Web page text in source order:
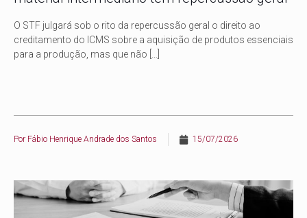
O STF julgará sob o rito da repercussão geral o direito ao
creditamento do ICMS sobre a aquisição de produtos essenciais
para a produção, mas que não
Por Fábio Henrique Andrade dos Santos 15/07/2026